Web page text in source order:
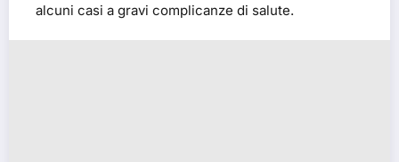
alcuni casi a gravi complicanze di salute.